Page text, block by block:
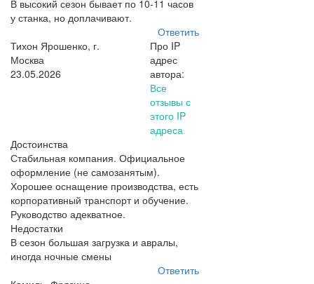
В высокий сезон бывает по 10-11 часов
у станка, но доплачивают.
Ответить
Тихон Ярошенко, г.
Москва
23.05.2026
Про IP
адрес
автора:
Все
отзывы с
этого IP
адреса
Достоинства
Стабильная компания. Официальное
оформление (не самозанятым).
Хорошее оснащение производства, есть
корпоративный транспорт и обучение.
Руководство адекватное.
Недостатки
В сезон большая загрузка и авралы,
иногда ночные смены
Ответить